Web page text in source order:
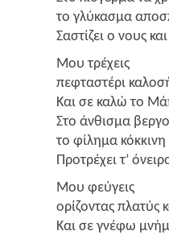
το γλύ­κα­σμα
Σαστί­ζει ο νους
Μου τρέ­χεις
πεφτα­στέ­ρι
Και σε καλώ το
Στο άνθι­σμα
το φίλη­μα
Προ­τρέ­χει τ’
Μου φεύ­γεις
ορί­ζο­ντας
Και σε γνέ­φω